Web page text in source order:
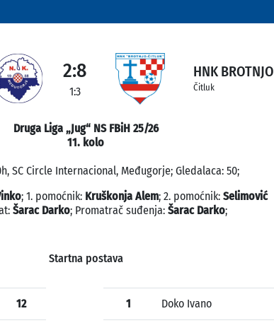
2:8
1:3
HNK BROTNJO
Čitluk
Druga Liga „Jug“ NS FBiH 25/26
11. kolo
SC Circle Internacional, Međugorje; Gledalaca: 50;
; 1. pomoćnik: Kruškonja Alem; 2. pomoćnik: Selimović
Šarac Darko; Promatrač suđenja: Šarac Darko;
Startna postava
12 1 Doko Ivano